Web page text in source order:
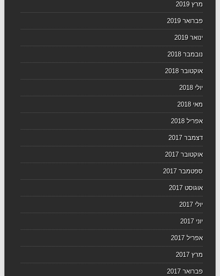
מרץ 2019
פברואר 2019
ינואר 2019
נובמבר 2018
אוקטובר 2018
יולי 2018
מאי 2018
אפריל 2018
דצמבר 2017
אוקטובר 2017
ספטמבר 2017
אוגוסט 2017
יולי 2017
יוני 2017
אפריל 2017
מרץ 2017
פברואר 2017